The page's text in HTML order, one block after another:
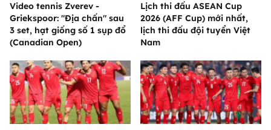
Video tennis Zverev -
Griekspoor: "Địa chấn" sau
3 set, hạt giống số 1 sụp đổ
(Canadian Open)
Lịch thi đấu ASEAN Cup
2026 (AFF Cup) mới nhất,
lịch thi đấu đội tuyển Việt
Nam